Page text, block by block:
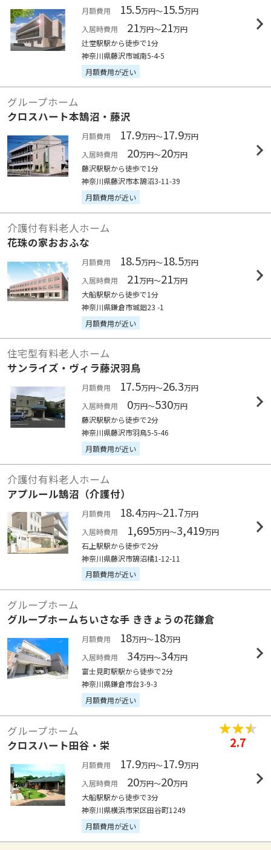
月額費用 15.5万円～15.5万円
入居時費用
21万円～21万円
辻堂駅駅から徒歩で1分
神奈川県藤沢市城南5-4-5
月額費用が近い
グループホーム
クロスハート本鵠沼・藤沢
月額費用 17.9万円～17.9万円
入居時費用
20万円～20万円
藤沢駅駅から徒歩で1分
神奈川県藤沢市本鵠沼3-11-39
月額費用が近い
介護付有料老人ホーム
花珠の家おおふな
月額費用 18.5万円～18.5万円
入居時費用
21万円～21万円
大船駅駅から徒歩で1分
神奈川県鎌倉市城廻23 -1
月額費用が近い
住宅型有料老人ホーム
サンライズ・ヴィラ藤沢羽鳥
月額費用 17.5万円～26.3万円
入居時費用
0万円～530万円
藤沢駅駅から徒歩で2分
神奈川県藤沢市羽鳥5-5-46
月額費用が近い
介護付有料老人ホーム
アプルール鵠沼（介護付）
月額費用 18.4万円～21.7万円
入居時費用
1,695万円～3,419万円
石上駅駅から徒歩で2分
神奈川県藤沢市鵠沼橘1-12-11
月額費用が近い
グループホーム
グループホームちいさな手 ききょうの花鎌倉
月額費用 18万円～18万円
入居時費用
34万円～34万円
富士見町駅駅から徒歩で2分
神奈川県鎌倉市台3-9-3
月額費用が近い
グループホーム
クロスハート田谷・栄
2.7
月額費用 17.9万円～17.9万円
入居時費用
20万円～20万円
大船駅駅から徒歩で3分
神奈川県横浜市栄区田谷町1249
月額費用が近い